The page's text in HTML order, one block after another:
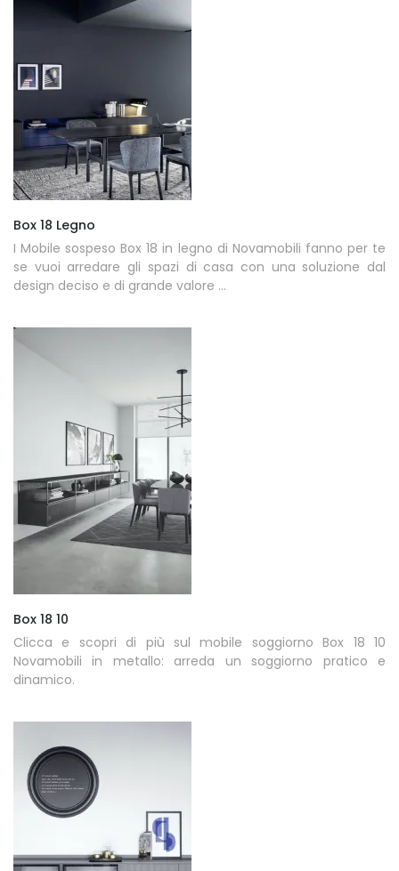
Box 18 Legno
I Mobile sospeso Box 18 in legno di Novamobili fanno per te
se vuoi arredare gli spazi di casa con una soluzione dal
design deciso e di grande valore ...
Box 18 10
Clicca e scopri di più sul mobile soggiorno Box 18 10
Novamobili in metallo: arreda un soggiorno pratico e
dinamico.